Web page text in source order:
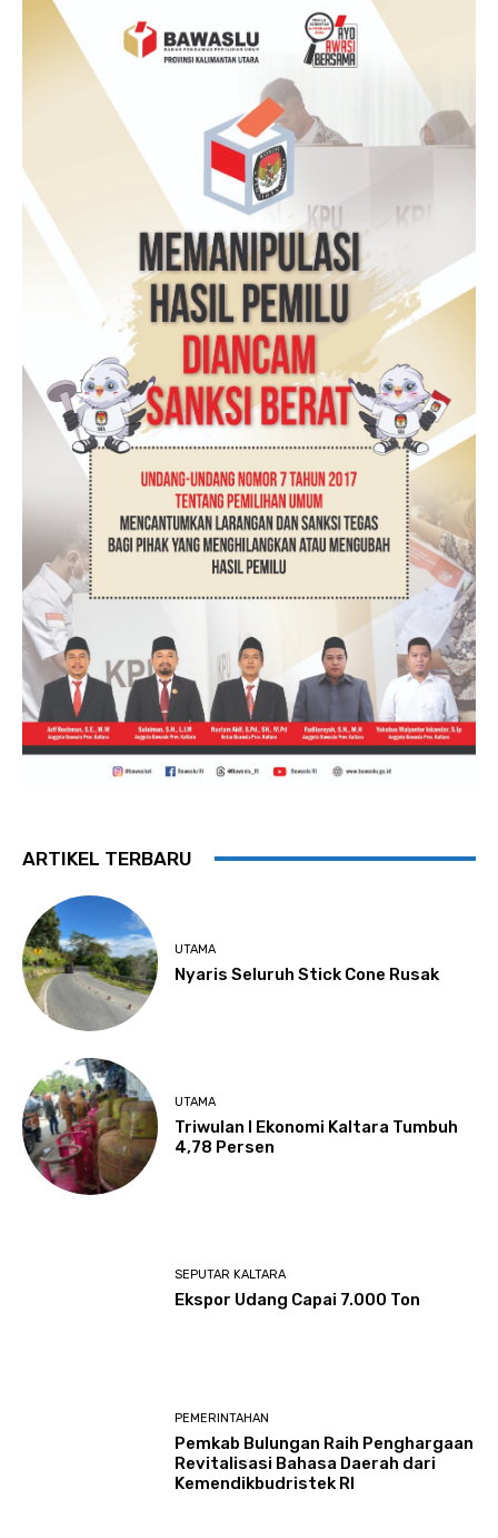
ARTIKEL TERBARU
UTAMA
Nyaris Seluruh Stick Cone Rusak
UTAMA
Triwulan I Ekonomi Kaltara Tumbuh
4,78 Persen
SEPUTAR KALTARA
Ekspor Udang Capai 7.000 Ton
PEMERINTAHAN
Pemkab Bulungan Raih Penghargaan
Revitalisasi Bahasa Daerah dari
Kemendikbudristek RI